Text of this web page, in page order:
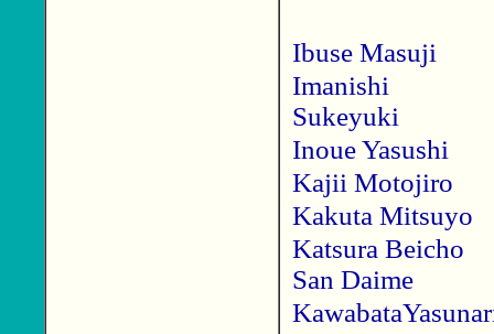
Ibuse Masuji
Imanishi
Sukeyuki
Inoue Yasushi
Kajii Motojiro
Kakuta Mitsuyo
Katsura Beicho
San Daime